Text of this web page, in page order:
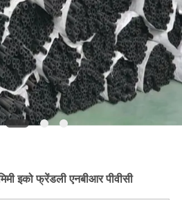
इको फ्रेंडली एनबीआर पीवीसी